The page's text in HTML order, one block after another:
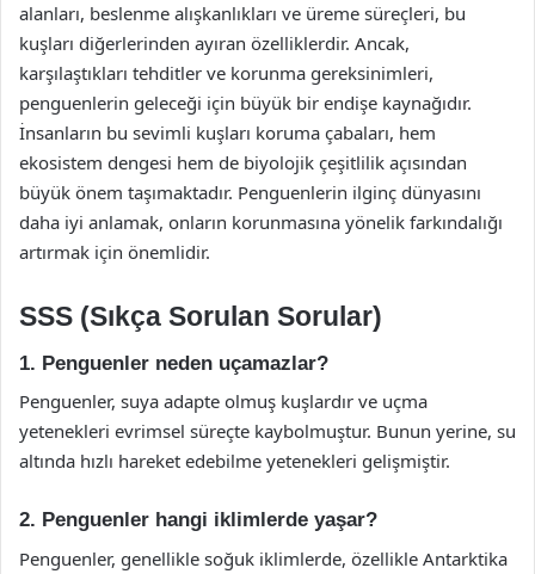
alanları, beslenme alışkanlıkları ve üreme süreçleri, bu
kuşları diğerlerinden ayıran özelliklerdir. Ancak,
karşılaştıkları tehditler ve korunma gereksinimleri,
penguenlerin geleceği için büyük bir endişe kaynağıdır.
İnsanların bu sevimli kuşları koruma çabaları, hem
ekosistem dengesi hem de biyolojik çeşitlilik açısından
büyük önem taşımaktadır. Penguenlerin ilginç dünyasını
daha iyi anlamak, onların korunmasına yönelik farkındalığı
artırmak için önemlidir.
SSS (Sıkça Sorulan Sorular)
1. Penguenler neden uçamazlar?
Penguenler, suya adapte olmuş kuşlardır ve uçma
yetenekleri evrimsel süreçte kaybolmuştur. Bunun yerine, su
altında hızlı hareket edebilme yetenekleri gelişmiştir.
2. Penguenler hangi iklimlerde yaşar?
Penguenler, genellikle soğuk iklimlerde, özellikle Antarktika